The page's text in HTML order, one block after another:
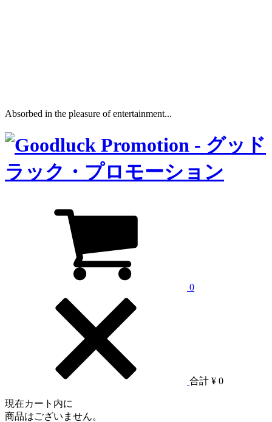
Absorbed in the pleasure of entertainment...
0
合計 ¥ 0
現在カート内に
商品はございません。